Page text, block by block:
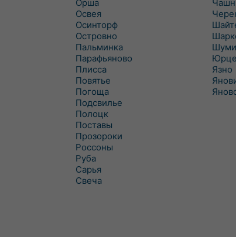
Орша
Освея
Осинторф
Островно
Пальминка
Парафьяново
Плисса
Повятье
Погоща
Подсвилье
Полоцк
Поставы
Прозороки
Россоны
Руба
Сарья
Свеча
Язно